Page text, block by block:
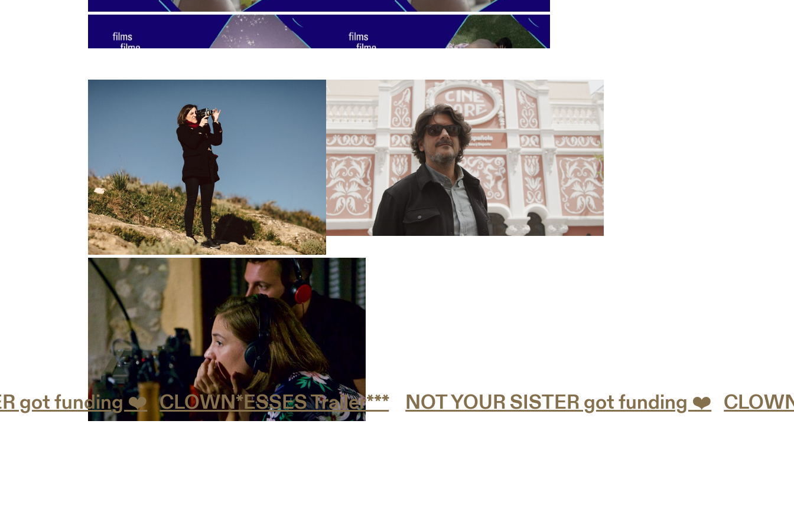
funding ❤️ CLOWN*ESSES Trailer*** NOT YOUR SISTER got funding ❤️